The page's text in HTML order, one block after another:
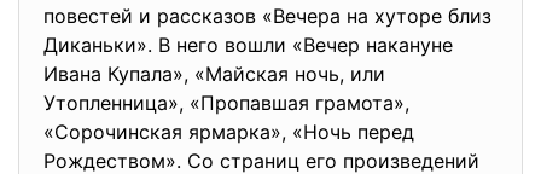
повестей и рассказов «Вечера на хуторе близ
Диканьки». В него вошли «Вечер накануне
Ивана Купала», «Майская ночь, или
Утопленница», «Пропавшая грамота»,
«Сорочинская ярмарка», «Ночь перед
Рождеством». Со страниц его произведений